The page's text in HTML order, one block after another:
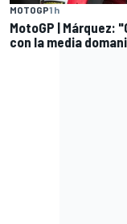
MOTOGP1 h
MotoGP | Márquez:
con la media